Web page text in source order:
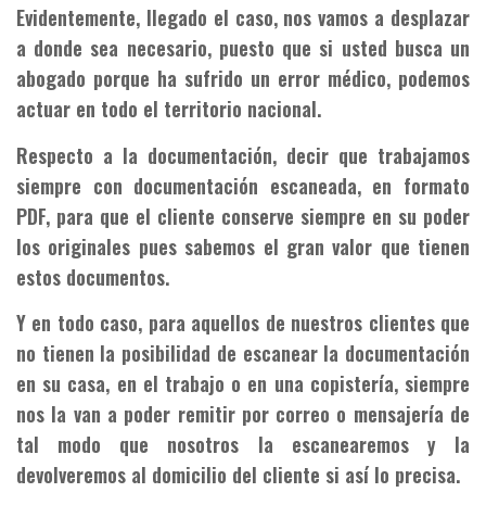
Evidentemente, llegado el caso, nos vamos a desplazar
a donde sea necesario, puesto que si usted busca un
abogado porque ha sufrido un error médico, podemos
actuar en todo el territorio nacional.
Respecto a la documentación, decir que trabajamos
siempre con documentación escaneada, en formato
PDF, para que el cliente conserve siempre en su poder
los originales pues sabemos el gran valor que tienen
estos documentos.
Y en todo caso, para aquellos de nuestros clientes que
no tienen la posibilidad de escanear la documentación
en su casa, en el trabajo o en una copistería, siempre
nos la van a poder remitir por correo o mensajería de
tal modo que nosotros la escanearemos y la
devolveremos al domicilio del cliente si así lo precisa.